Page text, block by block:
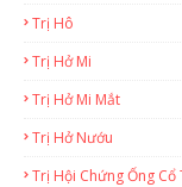
Trị Hô
Trị Hở Mi
Trị Hở Mi Mắt
Trị Hở Nướu
Trị Hội Chứng Ống Cổ